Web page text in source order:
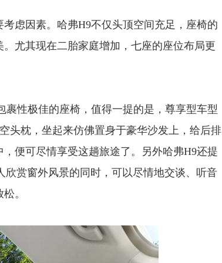
虑因素。哈弗H9不仅头顶空间充足，座椅的
尤其现在二胎家庭增加，七座的座位布局更
性极佳的座椅，值得一提的是，尊享型车型
头枕，坐起来仿佛置身于豪华沙发上，给后排
便可尽情享受这趟旅途了。另外哈弗H9还提
赏窗外风景的同时，可以尽情地交谈、听音
。